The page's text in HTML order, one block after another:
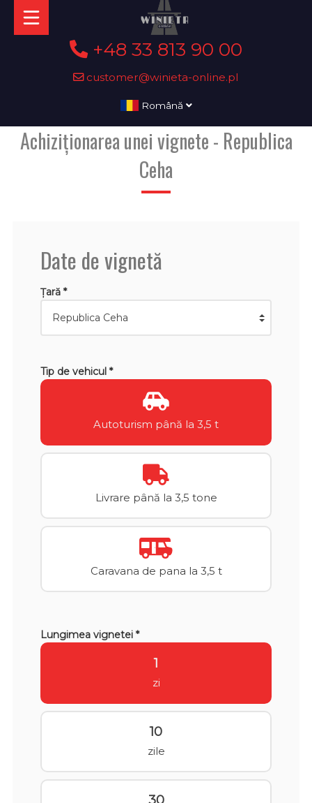
+48 33 813 90 00
customer@winieta-online.pl
Română
Achiziționarea unei vignete - Republica
Ceha
Date de vignetă
Țară *
Tip de vehicul *
Autoturism până la 3,5 t
Livrare până la 3,5 tone
Caravana de pana la 3,5 t
Lungimea vignetei *
1
zi
10
zile